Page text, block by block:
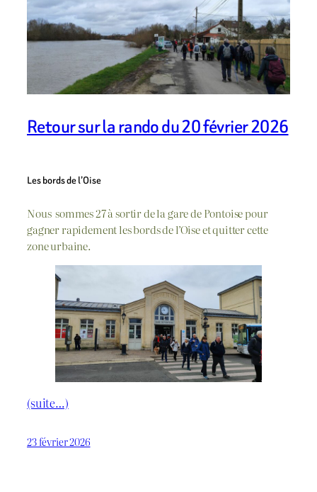
Retour sur la rando du 20 février 2026
Les bords de l’Oise
Nous sommes 27 à sortir de la gare de Pontoise pour
gagner rapidement les bords de l’Oise et quitter cette
zone urbaine.
(suite…)
23 février 2026